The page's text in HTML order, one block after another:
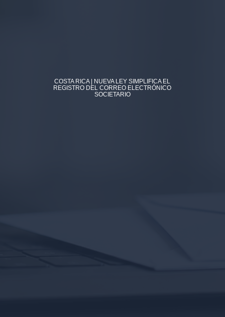
COSTA RICA | NUEVA LEY SIMPLIFICA EL
REGISTRO DEL CORREO ELECTRÓNICO
SOCIETARIO